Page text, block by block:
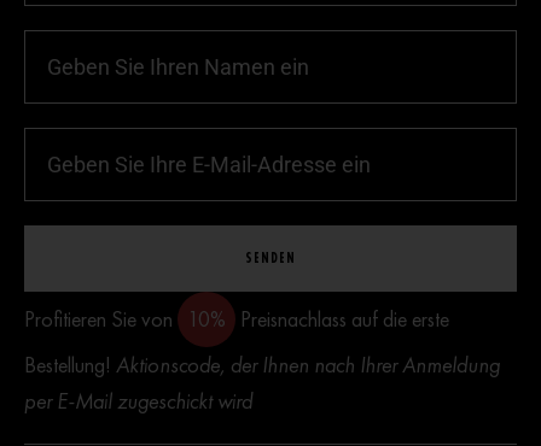
SENDEN
Profitieren Sie von 10%
Preisnachlass auf die erste
Bestellung! Aktionscode, der Ihnen nach Ihrer Anmeldung
per E-Mail zugeschickt wird